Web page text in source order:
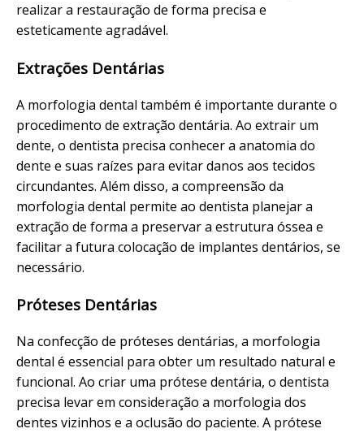
realizar a restauração de forma precisa e
esteticamente agradável.
Extrações Dentárias
A morfologia dental também é importante durante o
procedimento de extração dentária. Ao extrair um
dente, o dentista precisa conhecer a anatomia do
dente e suas raízes para evitar danos aos tecidos
circundantes. Além disso, a compreensão da
morfologia dental permite ao dentista planejar a
extração de forma a preservar a estrutura óssea e
facilitar a futura colocação de implantes dentários, se
necessário.
Próteses Dentárias
Na confecção de próteses dentárias, a morfologia
dental é essencial para obter um resultado natural e
funcional. Ao criar uma prótese dentária, o dentista
precisa levar em consideração a morfologia dos
dentes vizinhos e a oclusão do paciente. A prótese